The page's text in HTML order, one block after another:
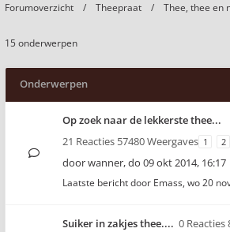
Forumoverzicht Theepraat Thee, thee en
15 onderwerpen
Onderwerpen
Op zoek naar de lekkerste thee...
21 Reacties 57480 Weergaves 1 2
doorwanner,do 09 okt 2014, 16:17
Laatste bericht door Emass, wo 20
Suiker in zakjes thee.... 0 Reacties